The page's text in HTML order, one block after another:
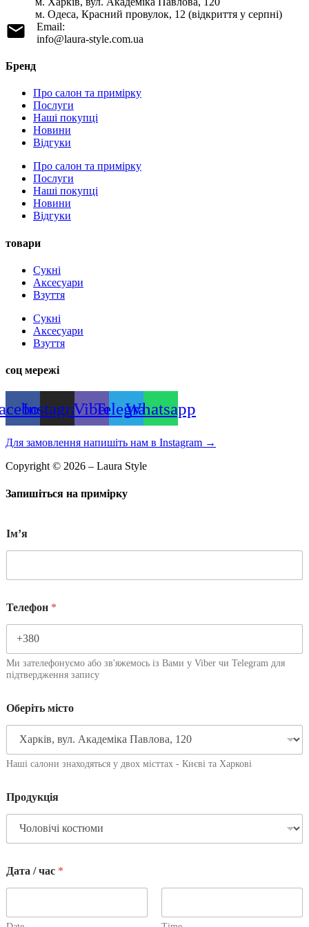
м. Одеса, Красний провулок, 12 (відкриття у серпні)
Email:
info@laura-style.com.ua
Бренд
Про салон та примірку
Послуги
Наші покупці
Новини
Відгуки
Про салон та примірку
Послуги
Наші покупці
Новини
Відгуки
товари
Сукні
Аксесуари
Взуття
Сукні
Аксесуари
Взуття
соц мережі
InstagramViberTelegramWhatsapp
Для замовлення напишіть нам в Instagram →
Copyright © 2026 – Laura Style
Запишіться на примірку
Імʼя
Телефон *
Ми зателефонуємо або зв'яжемось із Вами у Viber чи Telegram для
підтвердження запису
Оберіть місто
Наші салони знаходяться у двох місттах - Києві та Харкові
Продукція
Дата / час *